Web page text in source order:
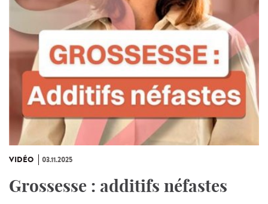
VIDÉO 03.11.2025
Grossesse : additifs néfastes